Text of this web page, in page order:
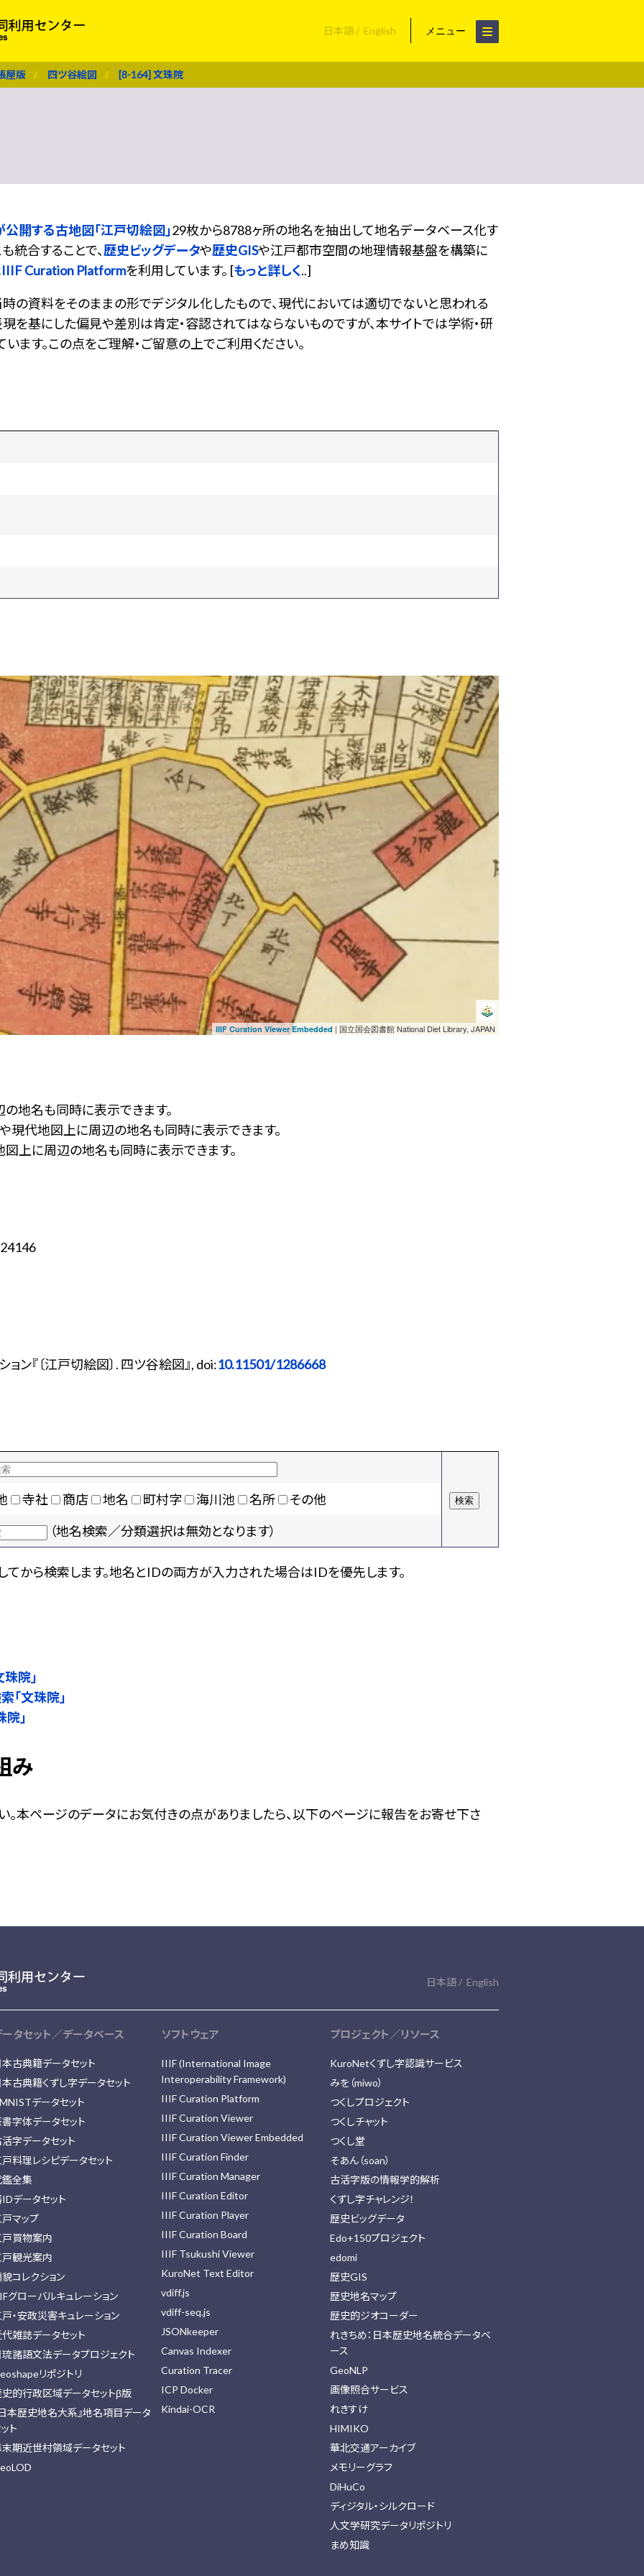
日本語 English メニュー
屋版 四ツ谷絵図 [8-164] 文珠院
開する古地図「江戸切絵図」29枚から8788ヶ所の地名を抽出して地名データベース化す
統合することで、歴史ビッグデータや歴史GISや江戸都市空間の地理情報基盤を構築に
IIIF Curation Platformを利用しています。 [もっと詳しく..]
の資料をそのままの形でデジタル化したもので、現代においては適切でないと思われる
を基にした偏見や差別は肯定・容認されてはならないものですが、本サイトでは学術・研
ます。この点をご理解・ご留意の上でご利用ください。
IIIF Curation Viewer Embedded | 国立国会図書館 National Diet Library, JAPAN
地名も同時に表示できます。
や現代地図上に周辺の地名も同時に表示できます。
図上に周辺の地名も同時に表示できます。
ン『〔江戸切絵図〕. 四ツ谷絵図』, doi:10.11501/1286668
寺社 商店 地名 町村字 海川池 名所
その他
（地名検索／分類選択は無効となります）
から検索します。地名とIDの両方が入力された場合はIDを優先します。
院」
「文珠院」
」
み
本ページのデータにお気付きの点がありましたら、以下のページに報告をお寄せ下さ
日本語 English
ータセット／データベース
古典籍データセット
古典籍くずし字データセット
データセット
字体データセット
字データセット
料理レシピデータセット
鑑全集
データセット
マップ
戸買物案内
戸観光案内
コレクション
グローバルキュレーション
・安政災害キュレーション
雑誌データセット
諸語文法データプロジェクト
リポジトリ
的行政区域データセットβ版
本歴史地名大系』地名項目データ
ト
期近世村領域データセット
ソフトウェア
IIIF (International Image
Interoperability Framework)
IIIF Curation Platform
IIIF Curation Viewer
IIIF Curation Viewer Embedded
IIIF Curation Finder
IIIF Curation Manager
IIIF Curation Editor
IIIF Curation Player
IIIF Curation Board
IIIF Tsukushi Viewer
KuroNet Text Editor
vdiff.js
vdiff-seq.js
JSONkeeper
Canvas Indexer
Curation Tracer
ICP Docker
Kindai-OCR
プロジェクト／リソース
KuroNetくずし字認識サービス
みを（miwo）
つくしプロジェクト
つくしチャット
つくし堂
そあん（soan）
古活字版の情報学的解析
くずし字チャレンジ！
歴史ビッグデータ
Edo+150プロジェクト
edomi
歴史GIS
歴史地名マップ
歴史的ジオコーダー
れきちめ：日本歴史地名統合データベ
ース
GeoNLP
画像照合サービス
れきすけ
HIMIKO
華北交通アーカイブ
メモリーグラフ
DiHuCo
ディジタル・シルクロード
人文学研究データリポジトリ
まめ知識